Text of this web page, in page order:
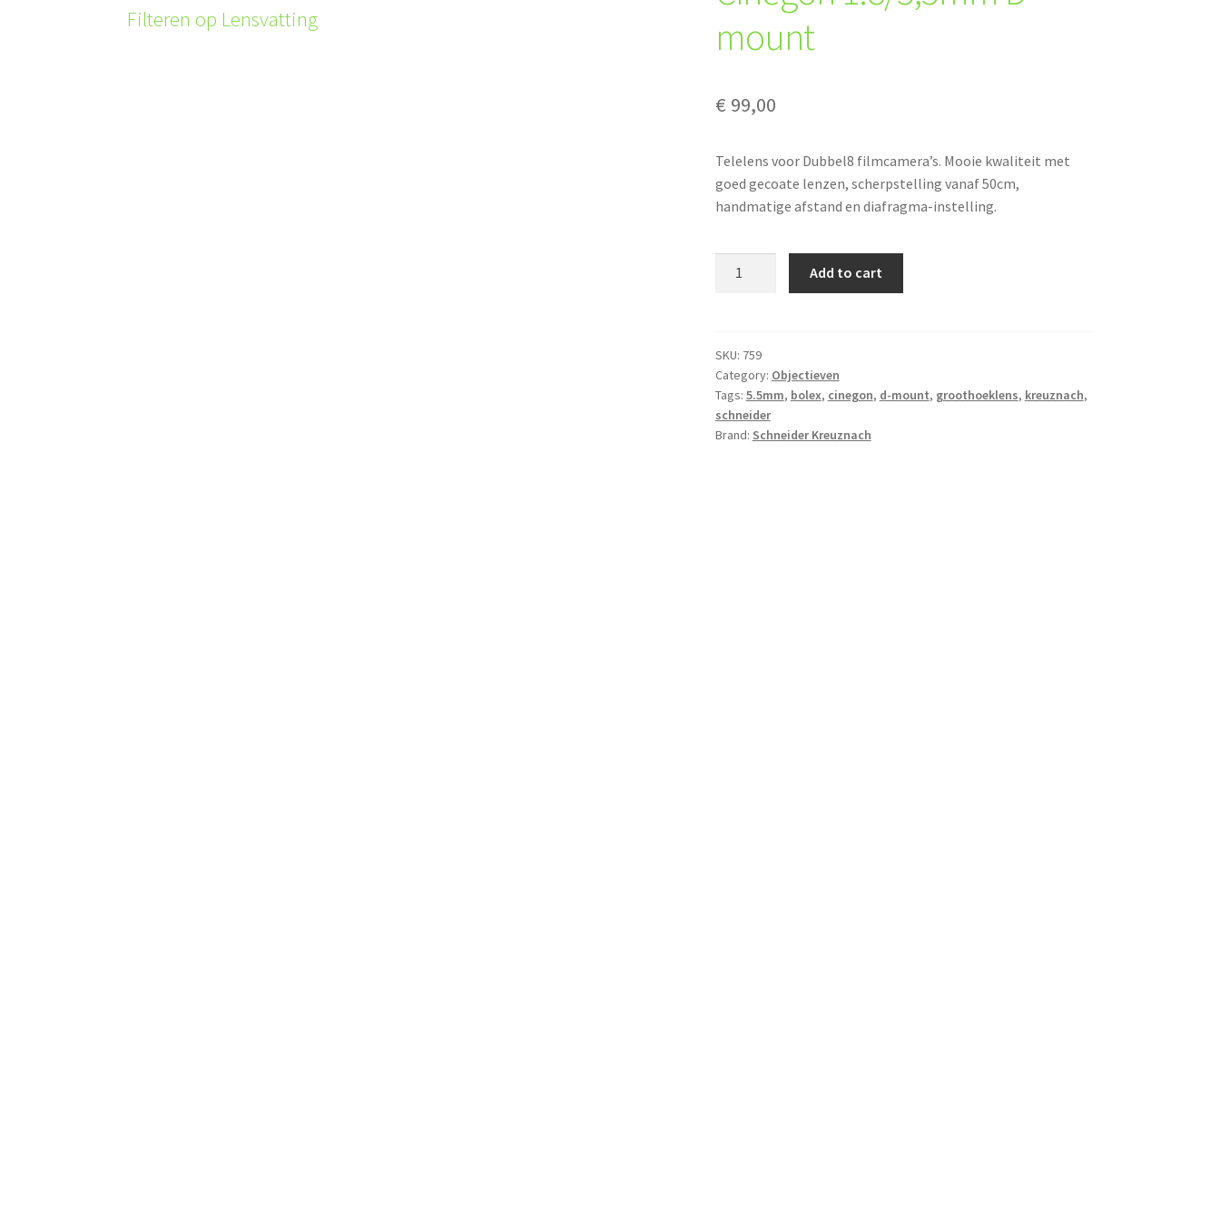
mount
€ 99,00
Telelens voor Dubbel8 filmcamera’s. Mooie kwaliteit met
goed gecoate lenzen, scherpstelling vanaf 50cm,
handmatige afstand en diafragma-instelling.
D-
mount
quantity
Add to cart
SKU: 759
Category: Objectieven
Tags: 5.5mm, bolex, cinegon, d-mount, groothoeklens, kreuznach,
schneider
Brand: Schneider Kreuznach
Filteren op Lensvatting